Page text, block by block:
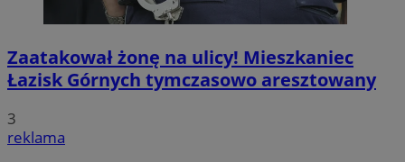
Zaatakował żonę na ulicy! Mieszkaniec
Łazisk Górnych tymczasowo aresztowany
3
reklama